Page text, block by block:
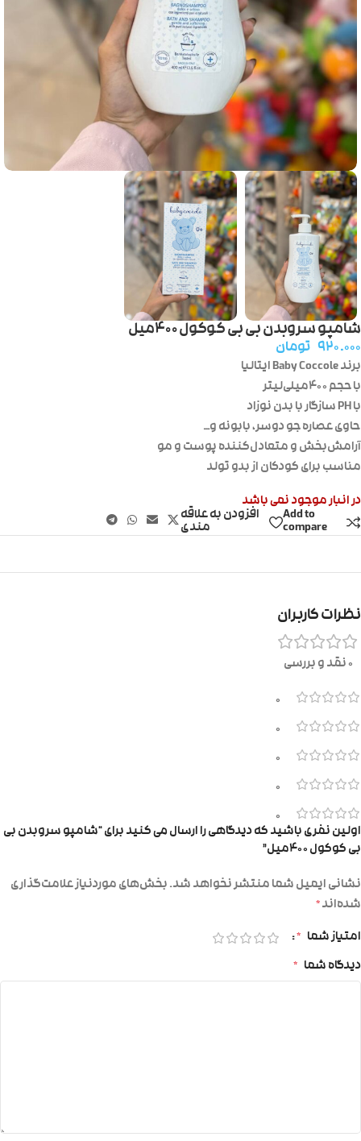
شامپو سروبدن بی بی کوکول ۴۰۰میل
۹۲۰.۰۰۰ تومان
برند Baby Coccole ایتالیا
با حجم ۴۰۰میلی‌لیتر
با PH سازگار با بدن نوزاد
حاوی عصاره جو دوسر، بابونه و…
آرامش‌بخش و متعادل‌کننده پوست و مو
مناسب برای کودکان از بدو تولد
در انبار موجود نمی باشد
Add to
compare
افزودن به علاقه
مندی
نظرات کاربران
0 نقد و بررسی
0
0
0
0
0
اولین نفری باشید که دیدگاهی را ارسال می کنید برای “شامپو سروبدن بی
بی کوکول ۴۰۰میل”
نشانی ایمیل شما منتشر نخواهد شد.بخش‌های موردنیاز علامت‌گذاری
شده‌اند*
امتیاز شما *
دیدگاه شما *